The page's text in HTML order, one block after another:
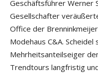
Geschäftsführer Werner
Gesellschafter
Office der
Modehaus C&A.
Mehrheitsanteilseiger
Trendtours langfristig